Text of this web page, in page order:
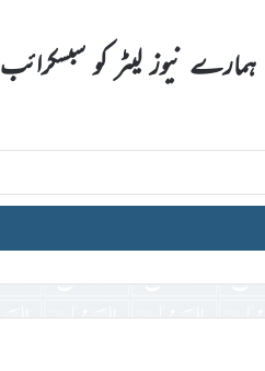
نیوز لیٹر کو سبسکرائب